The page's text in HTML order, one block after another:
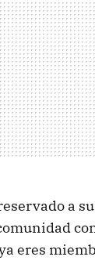
a
eres